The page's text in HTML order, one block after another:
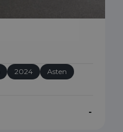
2024
Asten
-